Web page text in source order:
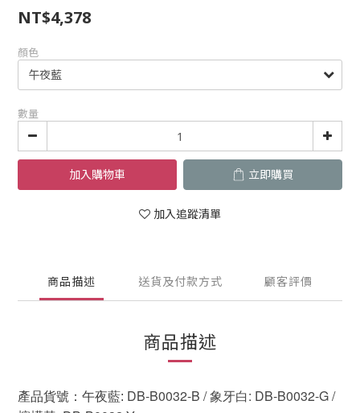
NT$4,378
顏色
數量
加入購物車 立即購買
加入追蹤清單
商品描述 送貨及付款方式 顧客評價
商品描述
產品貨號： 午夜藍: DB-B0032-B / 象牙白: DB-B0032-G /